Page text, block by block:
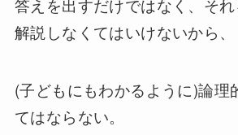
答えを出すだけではなく、それ
解説しなくてはいけないから、
(子どもにもわかるように)論理
てはならない。